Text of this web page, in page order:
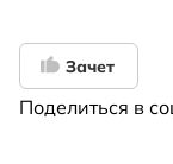
Зачет
Поделиться в